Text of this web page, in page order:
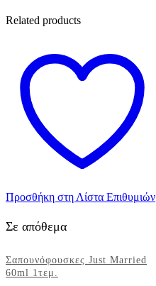
Related products
Προσθήκη στη Λίστα Επιθυμιών
Σε απόθεμα
Σαπουνόφουσκες Just Married
60ml 1τεμ.